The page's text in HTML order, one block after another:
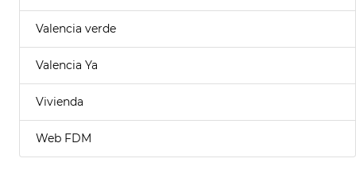
Valencia verde
Valencia Ya
Vivienda
Web FDM